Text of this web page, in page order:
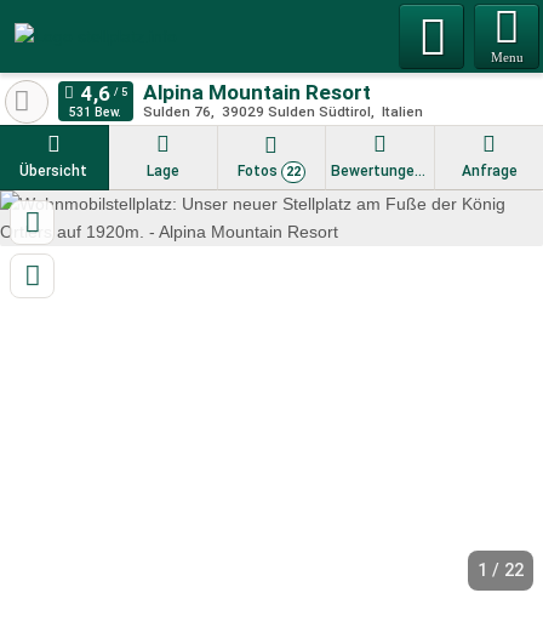
Menu
Alpina Mountain Resort
Sulden 76 39029 Sulden Südtirol Italien
531 Bew.
Übersicht Lage Fotos 22 Bewertungen Anfrage
1 / 22